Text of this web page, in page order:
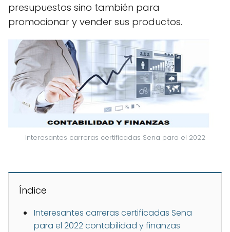
presupuestos sino también para
promocionar y vender sus productos.
Interesantes carreras certificadas Sena para el 2022
Índice
Interesantes carreras certificadas Sena
para el 2022 contabilidad y finanzas